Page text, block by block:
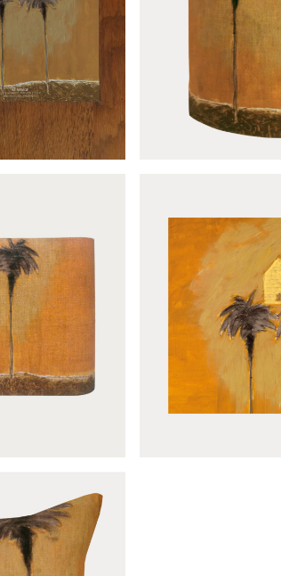
mirage Lanterne